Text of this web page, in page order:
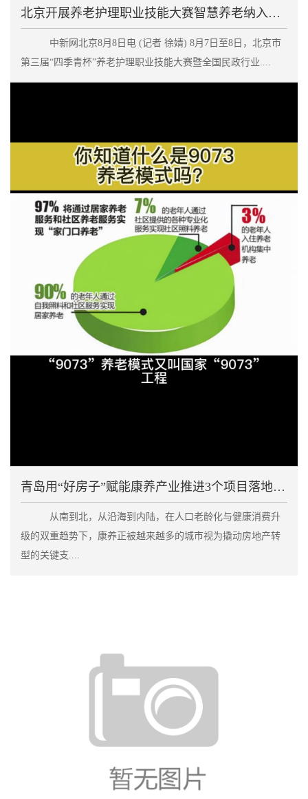
北京开展养老护理职业技能大赛智慧养老纳入考察范围
中新网北京8月8日电 (记者 徐婧) 8月7日至8日，北京市
第三届“四季青杯”养老护理职业技能大赛暨全国民政行业....
青岛用“好房子”赋能康养产业推进3个项目落地建设
从南到北，从沿海到内陆，在人口老龄化与健康消费升
级的双重趋势下，康养正被越来越多的城市视为撬动房地产转
型的关键支....